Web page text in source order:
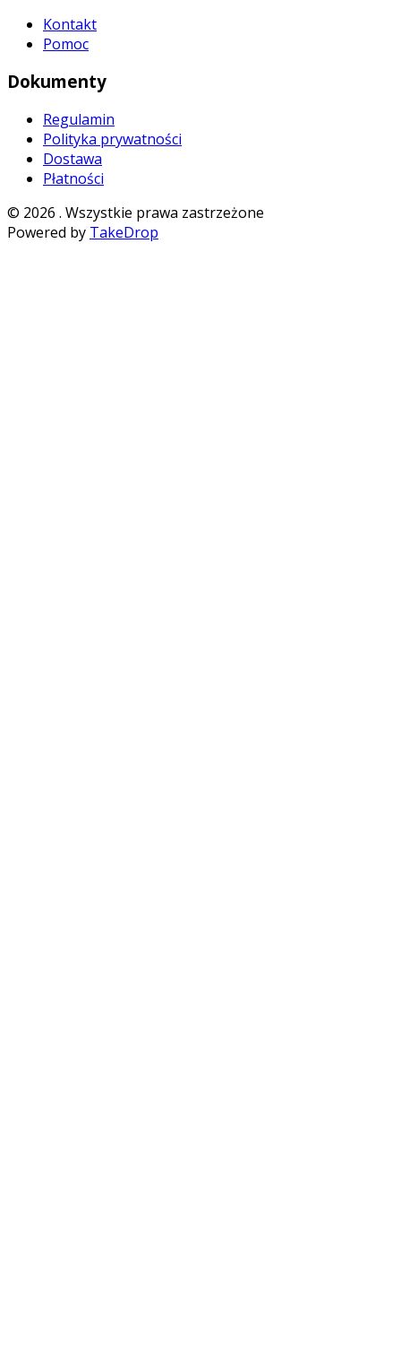
Kontakt
Pomoc
Dokumenty
Regulamin
Polityka prywatności
Dostawa
Płatności
© 2026 . Wszystkie prawa zastrzeżone
Powered by TakeDrop